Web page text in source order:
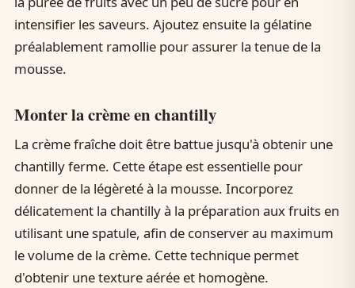
intensifier les saveurs. Ajoutez ensuite la gélatine
préalablement ramollie pour assurer la tenue de la
mousse.
Monter la crème en chantilly
La crème fraîche doit être battue jusqu'à obtenir une
chantilly ferme. Cette étape est essentielle pour
donner de la légèreté à la mousse. Incorporez
délicatement la chantilly à la préparation aux fruits en
utilisant une spatule, afin de conserver au maximum
le volume de la crème. Cette technique permet
d'obtenir une texture aérée et homogène.